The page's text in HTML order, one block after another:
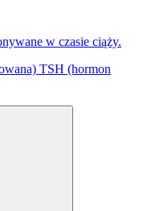
w czasie ciąży.
TSH (hormon